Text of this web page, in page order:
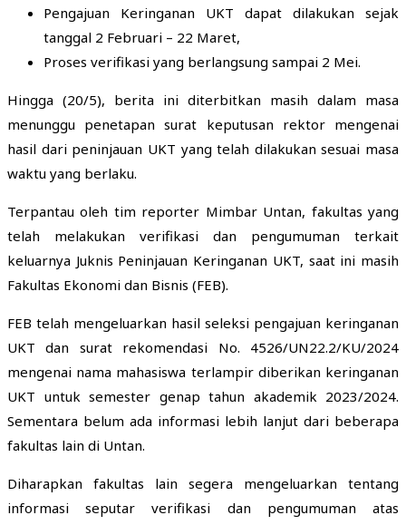
Pengajuan Keringanan UKT dapat dilakukan sejak
tanggal 2 Februari – 22 Maret,
Proses verifikasi yang berlangsung sampai 2 Mei.
Hingga (20/5), berita ini diterbitkan masih dalam masa
menunggu penetapan surat keputusan rektor mengenai
hasil dari peninjauan UKT yang telah dilakukan sesuai masa
waktu yang berlaku.
Terpantau oleh tim reporter Mimbar Untan, fakultas yang
telah melakukan verifikasi dan pengumuman terkait
keluarnya Juknis Peninjauan Keringanan UKT, saat ini masih
Fakultas Ekonomi dan Bisnis (FEB).
FEB telah mengeluarkan hasil seleksi pengajuan keringanan
UKT dan surat rekomendasi No. 4526/UN22.2/KU/2024
mengenai nama mahasiswa terlampir diberikan keringanan
UKT untuk semester genap tahun akademik 2023/2024.
Sementara belum ada informasi lebih lanjut dari beberapa
fakultas lain di Untan.
Diharapkan fakultas lain segera mengeluarkan tentang
informasi seputar verifikasi dan pengumuman atas